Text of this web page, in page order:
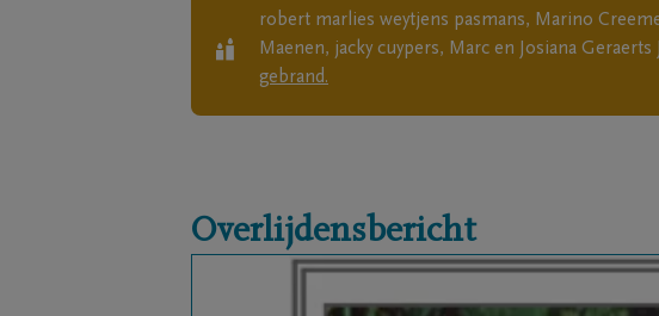
robert marlies weytjens pasmans, Marino
Maenen, jacky cuypers, Marc en Josiana Geraerts
gebrand.
Overlijdensbericht